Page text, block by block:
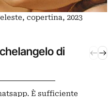
copertina, 2023
di
Le
È sufficiente